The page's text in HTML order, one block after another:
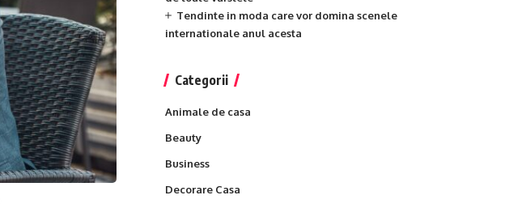
Tendinte in moda care vor domina scenele
internationale anul acesta
Categorii
Animale de casa
Beauty
Business
Decorare Casa